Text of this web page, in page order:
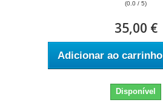
(0.0 / 5)
35,00 €
Adicionar ao carrinho
Disponível